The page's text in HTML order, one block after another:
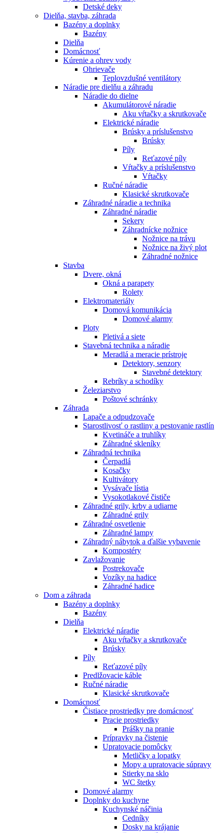
Detské deky
Dielňa, stavba, záhrada
Bazény a doplnky
Bazény
Dielňa
Domácnosť
Kúrenie a ohrev vody
Ohrievače
Teplovzdušné ventilátory
Náradie pre dielňu a záhradu
Náradie do dielne
Akumulátorové náradie
Aku vŕtačky a skrutkovače
Elektrické náradie
Brúsky a príslušenstvo
Brúsky
Píly
Reťazové píly
Vŕtačky a príslušenstvo
Vŕtačky
Ručné náradie
Klasické skrutkovače
Záhradné náradie a technika
Záhradné náradie
Sekery
Záhradnícke nožnice
Nožnice na trávu
Nožnice na živý plot
Záhradné nožnice
Stavba
Dvere, okná
Okná a parapety
Rolety
Elektromateriály
Domová komunikácia
Domové alarmy
Ploty
Pletivá a siete
Stavebná technika a náradie
Meradlá a meracie prístroje
Detektory, senzory
Stavebné detektory
Rebríky a schodíky
Železiarstvo
Poštové schránky
Záhrada
Lapače a odpudzovače
Starostlivosť o rastliny a pestovanie rastlín
Kvetináče a truhlíky
Záhradné skleníky
Záhradná technika
Čerpadlá
Kosačky
Kultivátory
Vysávače lístia
Vysokotlakové čističe
Záhradné grily, krby a udiarne
Záhradné grily
Záhradné osvetlenie
Záhradné lampy
Záhradný nábytok a ďalšie vybavenie
Kompostéry
Zavlažovanie
Postrekovače
Vozíky na hadice
Záhradné hadice
Dom a záhrada
Bazény a doplnky
Bazény
Dielňa
Elektrické náradie
Aku vŕtačky a skrutkovače
Brúsky
Píly
Reťazové píly
Predlžovacie káble
Ručné náradie
Klasické skrutkovače
Domácnosť
Čistiace prostriedky pre domácnosť
Pracie prostriedky
Prášky na pranie
Prípravky na čistenie
Upratovacie pomôcky
Metličky a lopatky
Mopy a upratovacie súpravy
Stierky na sklo
WC štetky
Domové alarmy
Doplnky do kuchyne
Kuchynské náčinia
Cedníky
Dosky na krájanie